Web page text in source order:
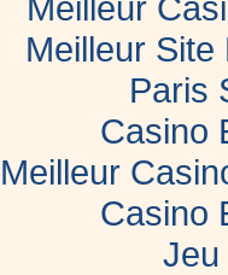
Meilleur
Meilleur
Paris
Casino
Meilleur
Casino
Jeu